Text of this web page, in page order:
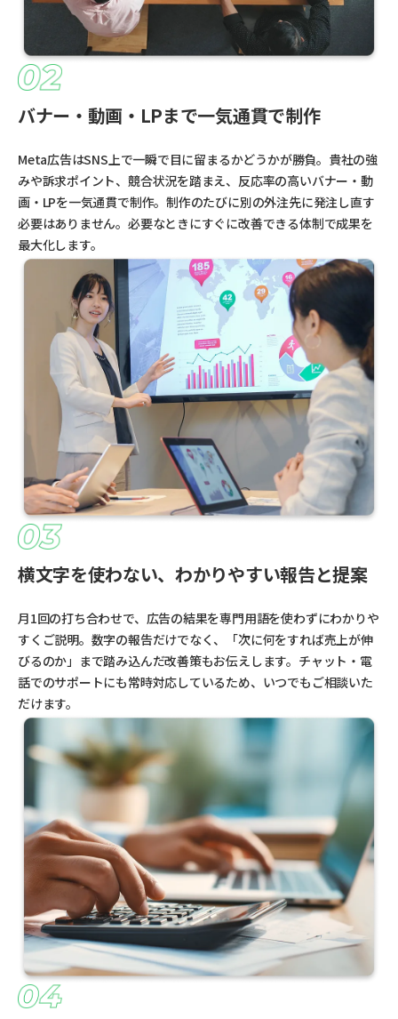
バナー・動画・LPまで一気通貫で制作
Meta広告はSNS上で一瞬で目に留まるかどうかが勝負。貴社の強
みや訴求ポイント、競合状況を踏まえ、反応率の高いバナー・動
画・LPを一気通貫で制作。制作のたびに別の外注先に発注し直す
必要はありません。必要なときにすぐに改善できる体制で成果を
最大化します。
横文字を使わない、わかりやすい報告と提案
月1回の打ち合わせで、広告の結果を専門用語を使わずにわかりや
すくご説明。数字の報告だけでなく、「次に何をすれば売上が伸
びるのか」まで踏み込んだ改善策もお伝えします。チャット・電
話でのサポートにも常時対応しているため、いつでもご相談いた
だけます。